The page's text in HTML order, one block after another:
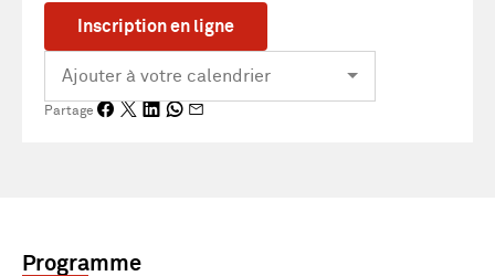
Inscription en ligne
Partage
Programme